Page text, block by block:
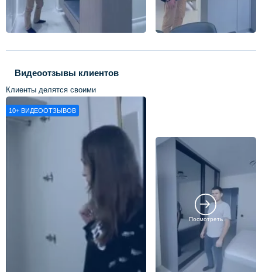
Видеоотзывы клиентов
Клиенты делятся своими
впечатлениями о нашей работе
10+ ВИДЕООТЗЫВОВ
Посмотреть